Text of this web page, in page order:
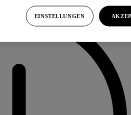
EINSTELLUNGEN